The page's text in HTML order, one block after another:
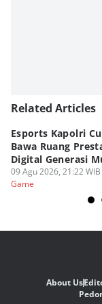
Related Articles
Esports Kapolri
Bawa Ruang
Digital Generasi
09 Agu 2026, 21:22 WIB
Game
About Us